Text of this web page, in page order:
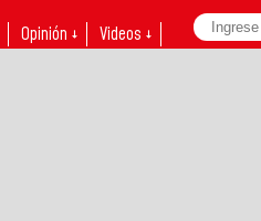
Opinión ↓ Videos ↓